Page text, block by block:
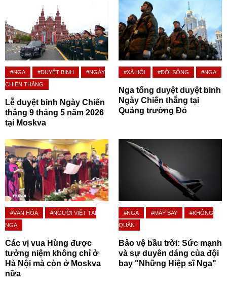
#NGA #DUYỆT BINH
#NGÀY
CHIẾN THẮNG
Lễ duyệt binh Ngày Chiến
thắng 9 tháng 5 năm 2026
tại Moskva
#XÃ HỘI #ĐỜI SỐNG #NGA
Nga tổng duyệt duyệt binh
Ngày Chiến thắng tại
Quảng trường Đỏ
#VĂN HÓA
#NGƯỜI VIỆT TẠI
NGA
Các vị vua Hùng được
tưởng niệm không chỉ ở
Hà Nội mà còn ở Moskva
nữa
#NGA #MÁY BAY
#KHÔNG
QUÂN
Bảo vệ bầu trời: Sức mạnh
và sự duyên dáng của đội
bay "Những Hiệp sĩ Nga"